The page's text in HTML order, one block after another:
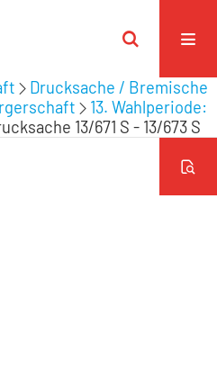
Drucksache / Bremische
13. Wahlperiode:
13/671 S - 13/673 S